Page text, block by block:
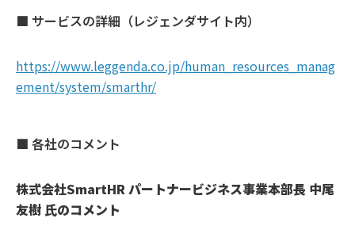
■ サービスの詳細（レジェンダサイト内）
https://www.leggenda.co.jp/human_resources_manag
ement/system/smarthr/
■ 各社のコメント
株式会社SmartHR パートナービジネス事業本部長 中尾
友樹 氏のコメント